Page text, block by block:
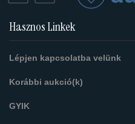
Hasznos Linkek
Lépjen kapcsolatba velünk
Korábbi aukció(k)
GYIK